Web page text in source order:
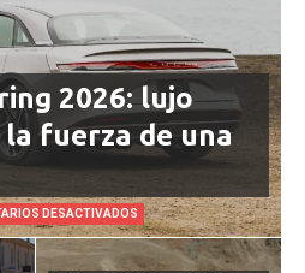
2026: lujo
fuerza de una
DESACTIVADOS